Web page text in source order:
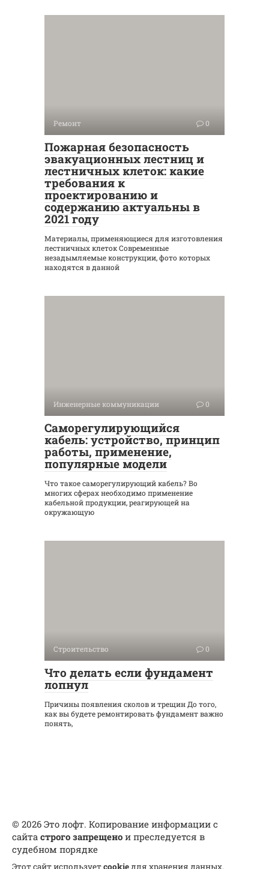
Ремонт 0
Пожарная безопасность
эвакуационных лестниц и
лестничных клеток: какие
требования к
проектированию и
содержанию актуальны в
2021 году
Материалы, применяющиеся для изготовления
лестничных клеток Современные
незадымляемые конструкции, фото которых
находятся в данной
Инженерные коммуникации 0
Саморегулирующийся
кабель: устройство, принцип
работы, применение,
популярные модели
Что такое саморегулирующий кабель? Во
многих сферах необходимо применение
кабельной продукции, реагирующей на
окружающую
Строительство 0
Что делать если фундамент
лопнул
Причины появления сколов и трещин До того,
как вы будете ремонтировать фундамент важно
понять,
© 2026 Это лофт. Копирование информации с
сайта строго запрещено и преследуется в
судебном порядке
Этот сайт используетcookie для хранения данных.